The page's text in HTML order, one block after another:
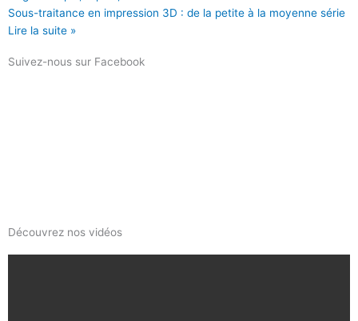
Sous-traitance en impression 3D : de la petite à la moyenne série
Lire la suite »
Suivez-nous sur Facebook
Découvrez nos vidéos